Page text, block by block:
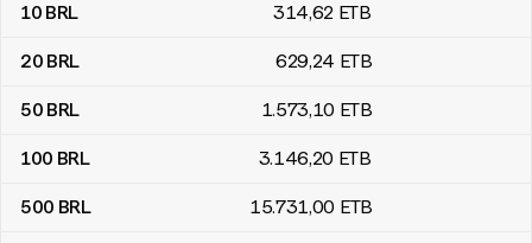
10 BRL 314,62 ETB
20 BRL 629,24 ETB
50 BRL 1.573,10 ETB
100 BRL 3.146,20 ETB
500 BRL 15.731,00 ETB